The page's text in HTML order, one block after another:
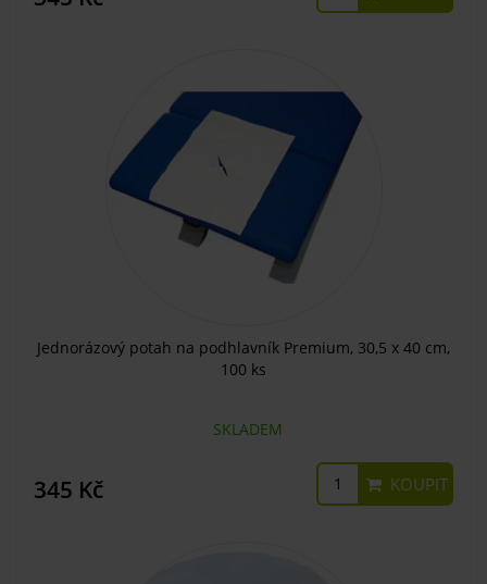
Jednorázový potah na podhlavník Premium, 30,5 x 40 cm,
100 ks
SKLADEM
345 Kč KOUPIT